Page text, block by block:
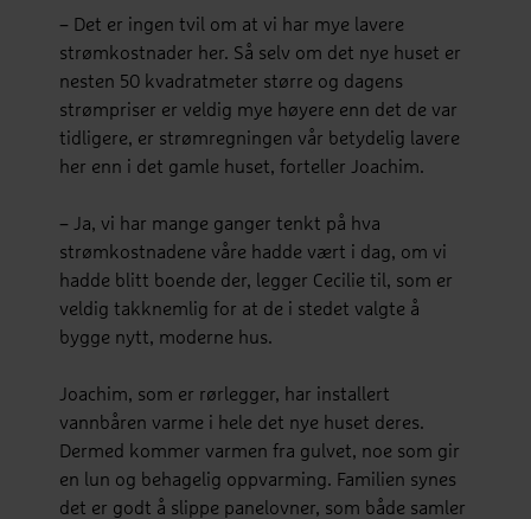
– Det er ingen tvil om at vi har mye lavere
strømkostnader her. Så selv om det nye huset er
nesten 50 kvadratmeter større og dagens
strømpriser er veldig mye høyere enn det de var
tidligere, er strømregningen vår betydelig lavere
her enn i det gamle huset, forteller Joachim.
– Ja, vi har mange ganger tenkt på hva
strømkostnadene våre hadde vært i dag, om vi
hadde blitt boende der, legger Cecilie til, som er
veldig takknemlig for at de i stedet valgte å
bygge nytt, moderne hus.
Joachim, som er rørlegger, har installert
vannbåren varme i hele det nye huset deres.
Dermed kommer varmen fra gulvet, noe som gir
en lun og behagelig oppvarming. Familien synes
det er godt å slippe panelovner, som både samler